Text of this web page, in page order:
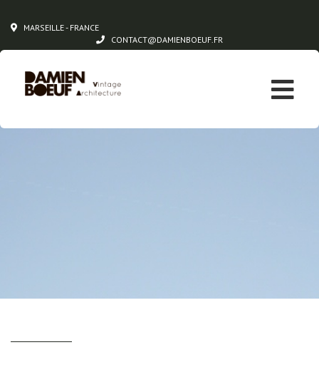
MARSEILLE - FRANCE
CONTACT@DAMIENBOEUF.FR